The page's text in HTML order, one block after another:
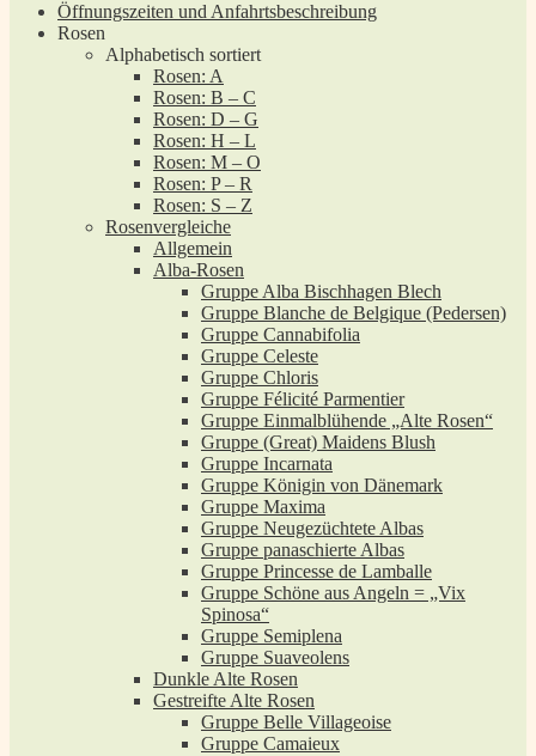
Öffnungszeiten und Anfahrtsbeschreibung
Rosen
Alphabetisch sortiert
Rosen: A
Rosen: B – C
Rosen: D – G
Rosen: H – L
Rosen: M – O
Rosen: P – R
Rosen: S – Z
Rosenvergleiche
Allgemein
Alba-Rosen
Gruppe Alba Bischhagen Blech
Gruppe Blanche de Belgique (Pedersen)
Gruppe Cannabifolia
Gruppe Celeste
Gruppe Chloris
Gruppe Félicité Parmentier
Gruppe Einmalblühende „Alte Rosen“
Gruppe (Great) Maidens Blush
Gruppe Incarnata
Gruppe Königin von Dänemark
Gruppe Maxima
Gruppe Neugezüchtete Albas
Gruppe panaschierte Albas
Gruppe Princesse de Lamballe
Gruppe Schöne aus Angeln = „Vix
Spinosa“
Gruppe Semiplena
Gruppe Suaveolens
Dunkle Alte Rosen
Gestreifte Alte Rosen
Gruppe Belle Villageoise
Gruppe Camaieux